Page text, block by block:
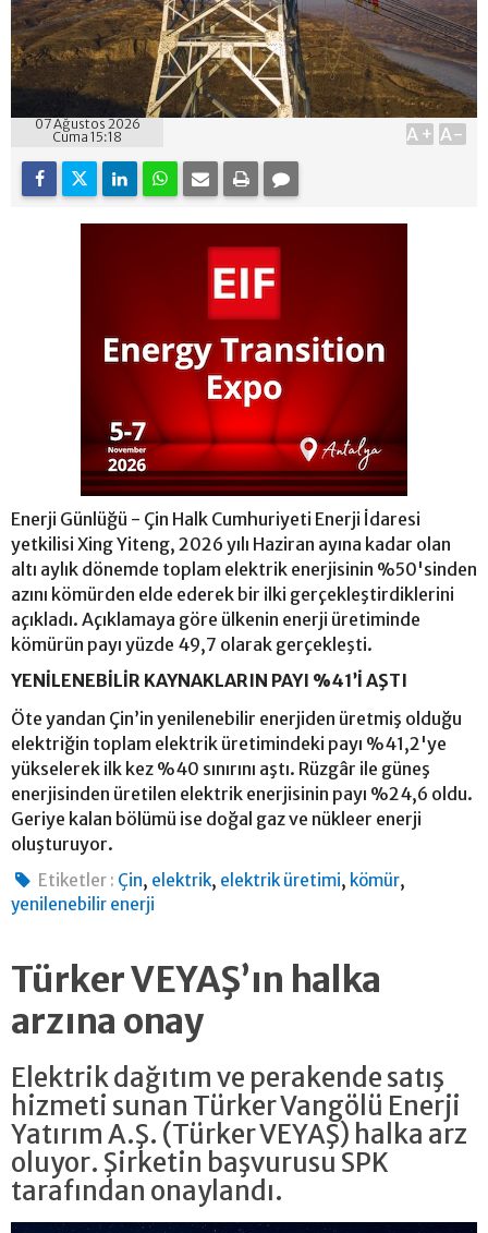
07 Ağustos 2026
Cuma 15:18
A+ A-
Enerji Günlüğü - Çin Halk Cumhuriyeti Enerji İdaresi
yetkilisi Xing Yiteng, 2026 yılı Haziran ayına kadar olan
altı aylık dönemde toplam elektrik enerjisinin %50'sinden
azını kömürden elde ederek bir ilki gerçekleştirdiklerini
açıkladı. Açıklamaya göre ülkenin enerji üretiminde
kömürün payı yüzde 49,7 olarak gerçekleşti.
YENİLENEBİLİR KAYNAKLARIN PAYI %41’İ AŞTI
Öte yandan Çin’in yenilenebilir enerjiden üretmiş olduğu
elektriğin toplam elektrik üretimindeki payı %41,2'ye
yükselerek ilk kez %40 sınırını aştı. Rüzgâr ile güneş
enerjisinden üretilen elektrik enerjisinin payı %24,6 oldu.
Geriye kalan bölümü ise doğal gaz ve nükleer enerji
oluşturuyor.
Etiketler : Çin, elektrik, elektrik üretimi, kömür,
yenilenebilir enerji
Türker VEYAŞ’ın halka
arzına onay
Elektrik dağıtım ve perakende satış
hizmeti sunan Türker Vangölü Enerji
Yatırım A.Ş. (Türker VEYAŞ) halka arz
oluyor. Şirketin başvurusu SPK
tarafından onaylandı.